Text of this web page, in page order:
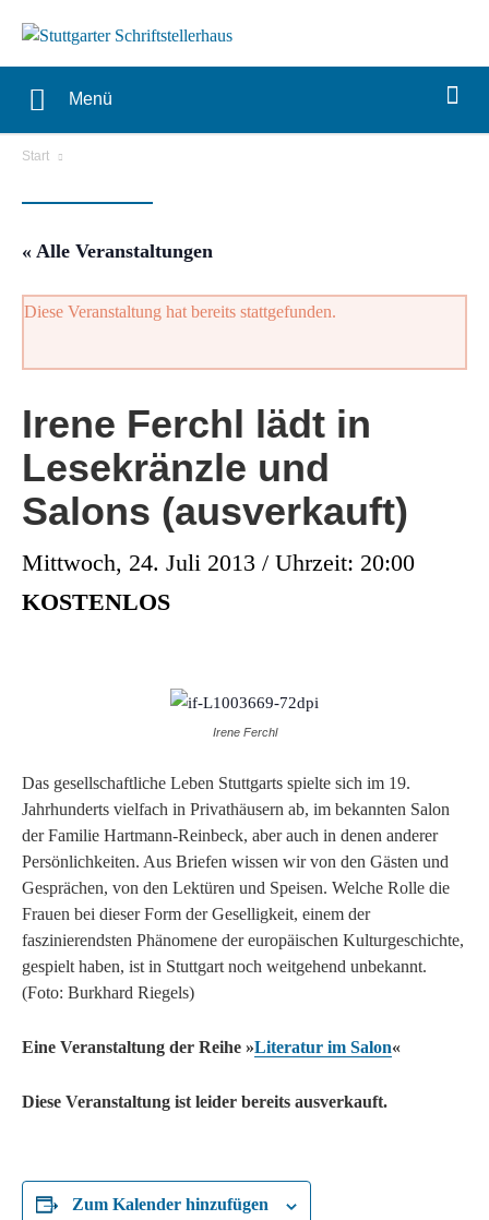
Menü
Start
« Alle Veranstaltungen
Diese Veranstaltung hat bereits stattgefunden.
Irene Ferchl lädt in
Lesekränzle und
Salons (ausverkauft)
Mittwoch, 24. Juli 2013 / Uhrzeit: 20:00
KOSTENLOS
Irene Ferchl
Das gesellschaftliche Leben Stuttgarts spielte sich im 19.
Jahrhunderts vielfach in Privathäusern ab, im bekannten Salon
der Familie Hartmann-Reinbeck, aber auch in denen anderer
Persönlichkeiten. Aus Briefen wissen wir von den Gästen und
Gesprächen, von den Lektüren und Speisen. Welche Rolle die
Frauen bei dieser Form der Geselligkeit, einem der
faszinierendsten Phänomene der europäischen Kulturgeschichte,
gespielt haben, ist in Stuttgart noch weitgehend unbekannt.
(Foto: Burkhard Riegels)
Eine Veranstaltung der Reihe »Literatur im Salon«
Diese Veranstaltung ist leider bereits ausverkauft.
Zum Kalender hinzufügen